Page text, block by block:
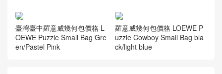
臺灣臺中羅意威幾何包價格 L
OEWE Puzzle Small Bag Gre
en/Pastel Pink
羅意威幾何包價格 LOEWE P
uzzle Cowboy Small Bag bla
ck/light blue